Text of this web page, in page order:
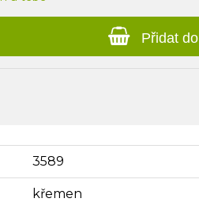
Přidat
3589
křemen